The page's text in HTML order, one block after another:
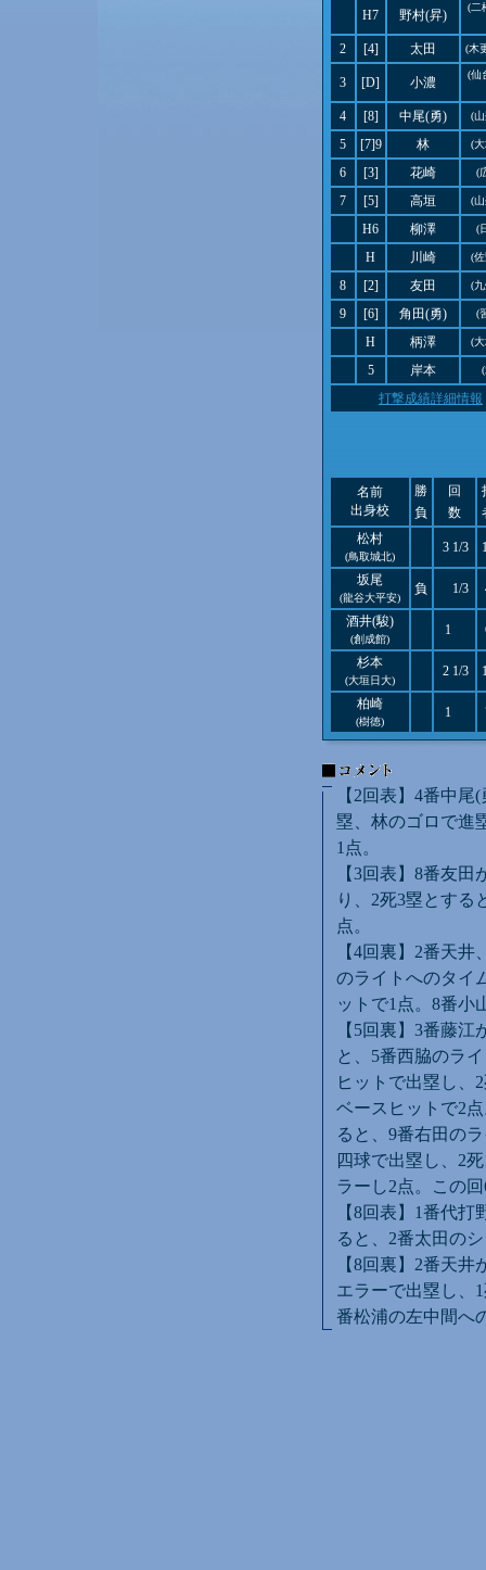
H7 野村(昇)
(二
2 [4] 太田 (木
3 [D] 小濃
(仙
4 [8] 中尾(勇) (
5 [7]9 林 (
6 [3] 花崎 (
7 [5] 高垣 (
H6 柳澤 (
H 川崎 (
8 [2] 友田 (
9 [6] 角田(勇) (
H 柄澤 (
5 岸本
打撃成績詳細情報
名前
出身校
勝
負
回
数
松村
(鳥取城北)
3 1/3
坂尾
(龍谷大平安)
負 1/3
酒井(駿)
(創成館)
1
杉本
(大垣日大)
2 1/3
柏崎
(樹徳)
1
【2回表】4番中
塁、林のゴロで進
1点。
【3回表】8番友
り、2死3塁とする
点。
【4回裏】2番天
のライトへのタイ
ットで1点。8番小
【5回裏】3番藤
と、5番西脇のラ
ヒットで出塁し、
ベースヒットで2
ると、9番右田の
四球で出塁し、2
ラーし2点。この
【8回表】1番代
ると、2番太田の
【8回裏】2番天
エラーで出塁し、
番松浦の左中間へ